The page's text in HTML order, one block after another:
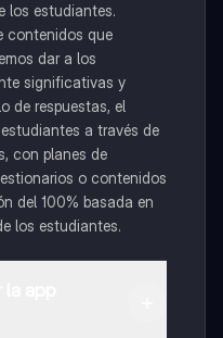
los estudiantes.
contenidos que
dar a los
significativas y
de respuestas, el
a través de
con planes de
o contenidos
del 100% basada en
los estudiantes.